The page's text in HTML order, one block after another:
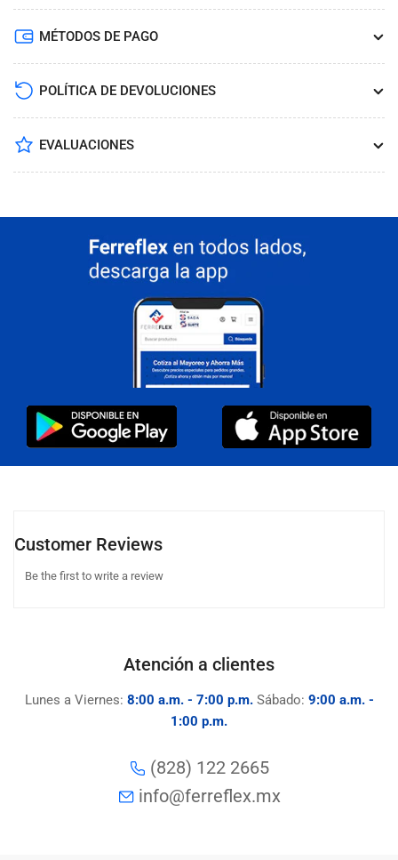
MÉTODOS DE PAGO
POLÍTICA DE DEVOLUCIONES
EVALUACIONES
Customer Reviews
Be the first to write a review
Atención a clientes
Lunes a Viernes: 8:00 a.m. - 7:00 p.m. Sábado: 9:00 a.m. -
1:00 p.m.
(828) 122 2665
info@ferreflex.mx